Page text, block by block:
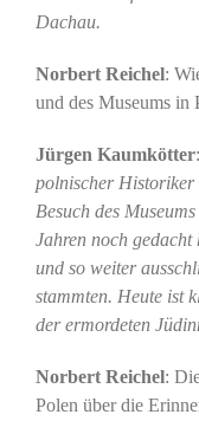
Dachau.
Norbert Reichel:
und des Museums in
Jürgen Kaumkötter:
polnischer Historiker
Besuch des
Jahren noch
und so weiter
stammten. Heute ist
der ermordeten
Norbert Reichel:
Polen über die